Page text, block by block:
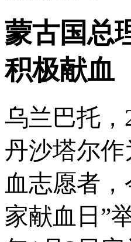
蒙古国总
积极献血
乌兰巴托，
丹沙塔尔
血志愿者
家献血日”